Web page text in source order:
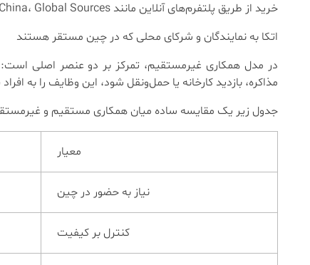
خرید از طریق پلتفرم‌های آنلاین مانند Alibaba، Made-in-China، Global Sources
اتکا به نمایندگان و شرکای محلی که در چین مستقر هستند
در مدل همکاری غیرمستقیم، تمرکز بر دو عنصر اصلی است:
مذاکره، بازدید کارخانه یا حمل‌ونقل شود، این وظایف را به
جدول زیر یک مقایسه ساده میان همکاری مستقیم و
معیار
نیاز به حضور در چین
کنترل بر کیفیت